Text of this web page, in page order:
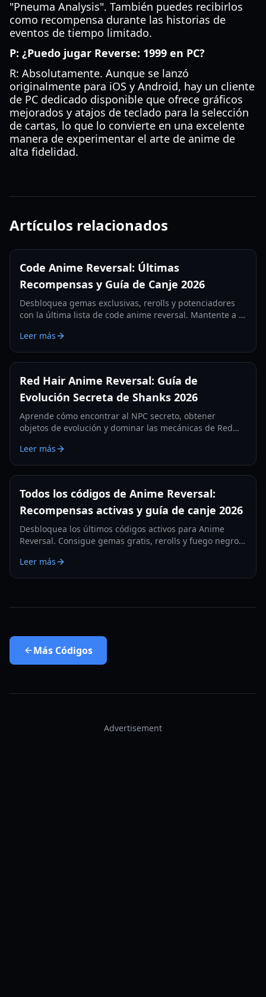
"Pneuma Analysis". También puedes recibirlos
como recompensa durante las historias de
eventos de tiempo limitado.
P: ¿Puedo jugar Reverse: 1999 en PC?
R: Absolutamente. Aunque se lanzó
originalmente para iOS y Android, hay un cliente
de PC dedicado disponible que ofrece gráficos
mejorados y atajos de teclado para la selección
de cartas, lo que lo convierte en una excelente
manera de experimentar el arte de anime de
alta fidelidad.
Artículos relacionados
Code Anime Reversal: Últimas
Recompensas y Guía de Canje 2026
Desbloquea gemas exclusivas, rerolls y potenciadores
con la última lista de code anime reversal. Mantente a la
completa de canje.
Leer más
Red Hair Anime Reversal: Guía de
Evolución Secreta de Shanks 2026
Aprende cómo encontrar al NPC secreto, obtener
objetos de evolución y dominar las mecánicas de Red
Shanks. Actualizado para 2026.
Leer más
Todos los códigos de Anime Reversal:
Recompensas activas y guía de canje 2026
Desbloquea los últimos códigos activos para Anime
Reversal. Consigue gemas gratis, rerolls y fuego negro
batalla de torre de defensa.
Leer más
Más Códigos
Advertisement